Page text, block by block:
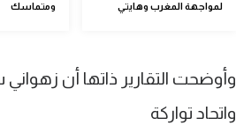
لمواجهة المغرب وهايتي
ومتماسك
واتحاد تواركة